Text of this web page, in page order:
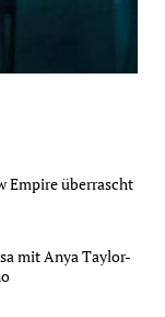
Empire überrascht
mit Anya Taylor-